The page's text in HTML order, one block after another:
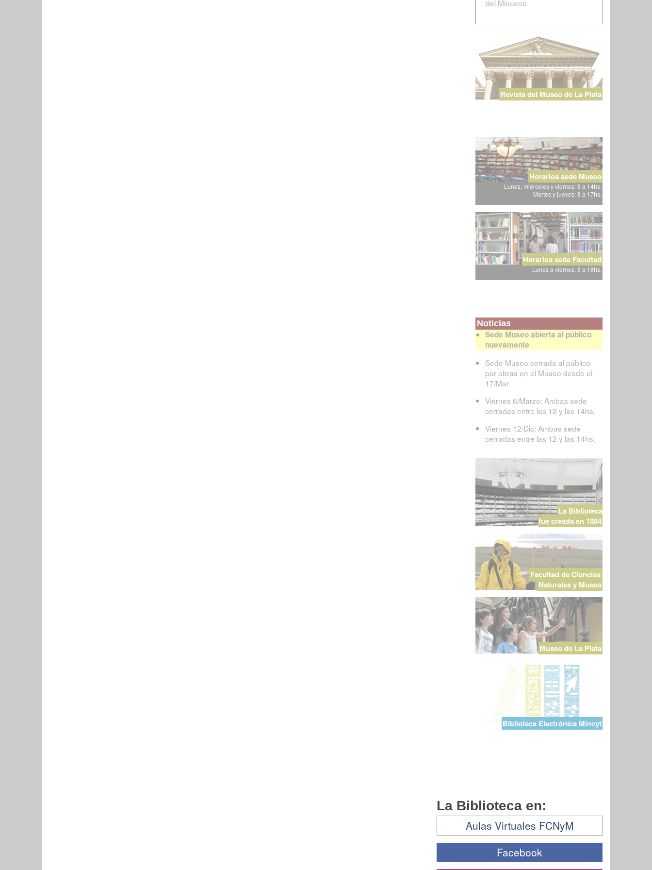
del Mioceno
Revista del Museo de La Plata
Horarios sede Museo
Lunes, miércoles y viernes: 8 a 14hs.
Martes y jueves: 8 a 17hs.
Horarios sede Facultad
Lunes a viernes: 8 a 18hs.
Noticias
Sede Museo abierta al público
nuevamente
Sede Museo cerrada al público
por obras en el Museo desde el
17/Mar
Viernes 6/Marzo: Ambas sede
cerradas entre las 12 y las 14hs.
Viernes 12/Dic: Ambas sede
cerradas entre las 12 y las 14hs.
La Biblioteca
fue creada en 1884
Facultad de Ciencias
Naturales y Museo
Museo de La Plata
Biblioteca Electrónica Mincyt
La Biblioteca en:
Aulas Virtuales FCNyM
Facebook